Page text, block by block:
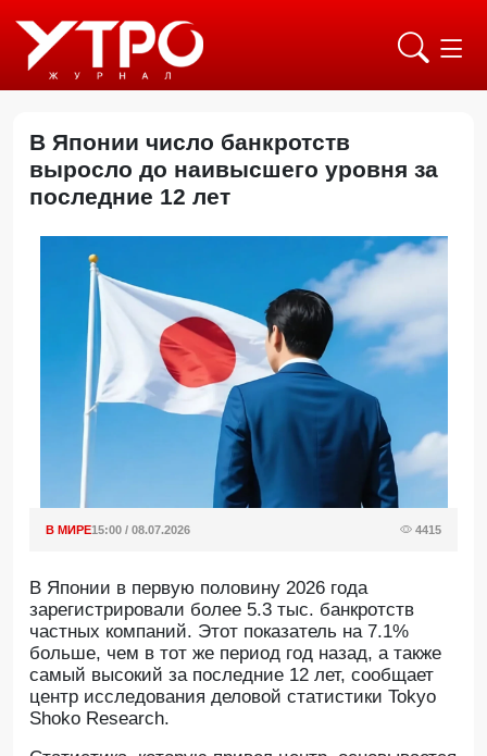
В Японии число банкротств
выросло до наивысшего уровня за
последние 12 лет
В МИРЕ15:00 / 08.07.2026 4415
В Японии в первую половину 2026 года
зарегистрировали более 5.3 тыс. банкротств
частных компаний. Этот показатель на 7.1%
больше, чем в тот же период год назад, а также
самый высокий за последние 12 лет, сообщает
центр исследования деловой статистики Tokyo
Shoko Research.